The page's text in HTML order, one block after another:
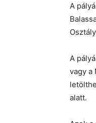
A
A
vagy a
alatt.